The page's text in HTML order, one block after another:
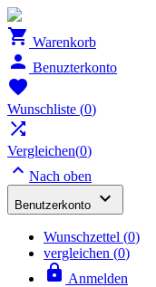
 Warenkorb
 Benuzterkonto

Wunschliste (0)

Vergleichen(0)
 Nach oben
Benutzerkonto 
Wunschzettel (0)
vergleichen (0)
 Anmelden